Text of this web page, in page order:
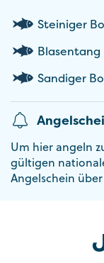
Steiniger
Blasentang
Sandiger
Um hier angeln
gültigen
Angelschein